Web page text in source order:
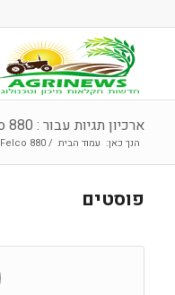
ארכיון תגיות עבור : Felco 880
הנך כאן: עמוד הבית /
Felco 880
פוסטים